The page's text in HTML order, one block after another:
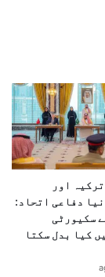
اور
دفاعی اتحاد:
سکیورٹی
کیا بدل سکتا